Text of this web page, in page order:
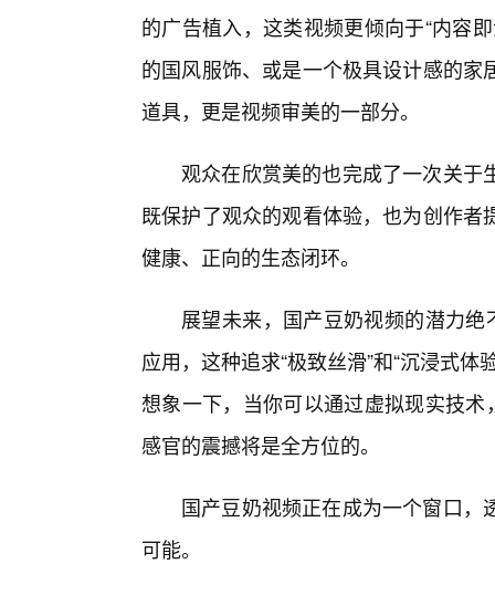
的广告植入，这类视频更倾向于“内容
的国风服饰、或是一个极具设计感的
道具，更是视频审美的一部分。
观众在欣赏美的也完成了一次关
既保护了观众的观看体验，也为创作
健康、正向的生态闭环。
展望未来，国产豆奶视频的潜力
应用，这种追求“极致丝滑”和“沉浸式
想象一下，当你可以通过虚拟现实技
感官的震撼将是全方位的。
国产豆奶视频正在成为一个窗口
可能。